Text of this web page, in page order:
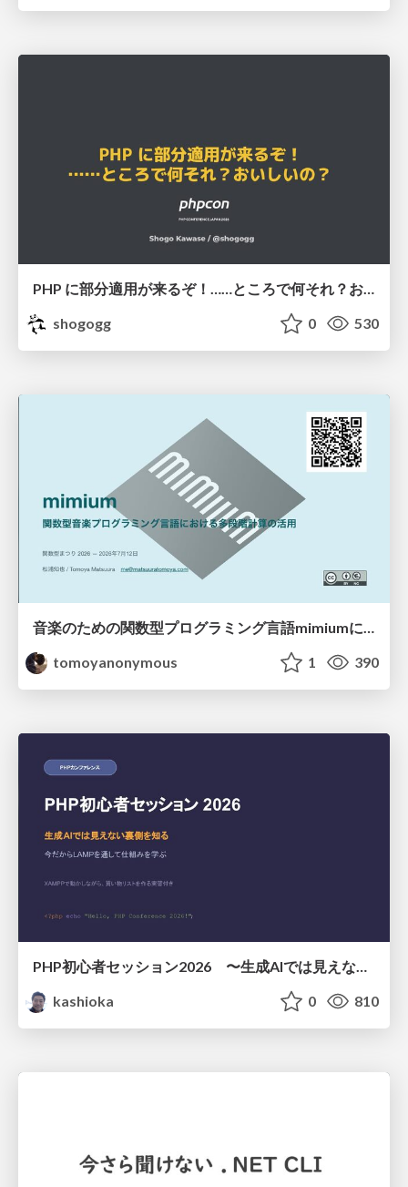
shogogg
0 530
音楽のための関数型プログラミング言語mimiumにおける多段階計算の活用
tomoyanonymous
1 390
PHP初心者セッション2026 〜生成AIでは見えない裏側を知る：今だからLAMPを通して仕組みを学ぶ〜
kashioka
0 810